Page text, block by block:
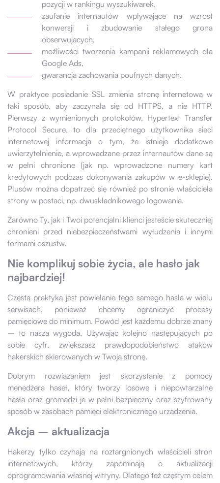
pozycji w rankingu wyszukiwarek,
zaufanie internautów wpływające na wzrost
konwersji i zbudowanie stałego grona
obserwujących,
możliwości tworzenia kampanii reklamowych dla
Google Ads,
gwarancja zachowania poufnych danych.
W praktyce posiadanie SSL zmienia stronę internetową w
taki sposób, aby zaczynała się od HTTPS, a nie HTTP.
Pierwszy z wymienionych protokołów, Hypertext Transfer
Protocol Secure, to dla przeciętnego użytkownika sieci
internetowej informacja o tym, że istnieje dodatkowe
uwierzytelnienie, a wprowadzane przez internautów dane są
w pełni chronione (jak np. wprowadzone numery kart
kredytowych podczas dokonywania zakupów w e-sklepie).
Plusów można dopatrzeć się również po stronie właściciela
strony w postaci, np. dwuskładnikowego logowania.
Zarówno Ty, jak i Twoi potencjalni klienci jesteście skuteczniej
chronieni przed niebezpieczeństwami wyłudzenia i innymi
formami oszustw.
Nie komplikuj sobie życia, ale hasło jak
najbardziej!
Częstą praktyką jest powielanie tego samego hasła w wielu
serwisach, ponieważ chcemy ograniczyć procesy
pamięciowe do minimum. Powód jest każdemu dobrze znany
– to nasza wygoda. Używając kolejno następujących po
sobie cyfr, zwiększasz prawdopodobieństwo ataków
hakerskich skierowanych w Twoją stronę.
Dobrym rozwiązaniem jest skorzystanie z pomocy
menedżera haseł, który tworzy losowe i niepowtarzalne
hasła oraz gromadzi je w pełni bezpieczny oraz szyfrowany
sposób w zasobach pamięci elektronicznego urządzenia.
Akcja – aktualizacja
Hakerzy tylko czyhają na roztargnionych właścicieli stron
internetowych, którzy zapominają o aktualizacji
oprogramowania własnej witryny. Dlatego też częstym celem